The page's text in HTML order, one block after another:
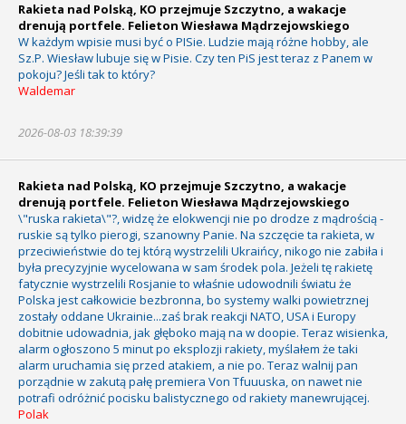
Rakieta nad Polską, KO przejmuje Szczytno, a wakacje
drenują portfele. Felieton Wiesława Mądrzejowskiego
W każdym wpisie musi być o PISie. Ludzie mają różne hobby, ale
Sz.P. Wiesław lubuje się w Pisie. Czy ten PiS jest teraz z Panem w
pokoju? Jeśli tak to który?
Waldemar
2026-08-03 18:39:39
Rakieta nad Polską, KO przejmuje Szczytno, a wakacje
drenują portfele. Felieton Wiesława Mądrzejowskiego
\"ruska rakieta\"?, widzę że elokwencji nie po drodze z mądrością -
ruskie są tylko pierogi, szanowny Panie. Na szczęcie ta rakieta, w
przeciwieństwie do tej którą wystrzelili Ukraińcy, nikogo nie zabiła i
była precyzyjnie wycelowana w sam środek pola. Jeżeli tę rakietę
fatycznie wystrzelili Rosjanie to właśnie udowodnili światu że
Polska jest całkowicie bezbronna, bo systemy walki powietrznej
zostały oddane Ukrainie...zaś brak reakcji NATO, USA i Europy
dobitnie udowadnia, jak głęboko mają na w doopie. Teraz wisienka,
alarm ogłoszono 5 minut po eksplozji rakiety, myślałem że taki
alarm uruchamia się przed atakiem, a nie po. Teraz walnij pan
porządnie w zakutą pałę premiera Von Tfuuuska, on nawet nie
potrafi odróżnić pocisku balistycznego od rakiety manewrującej.
Polak